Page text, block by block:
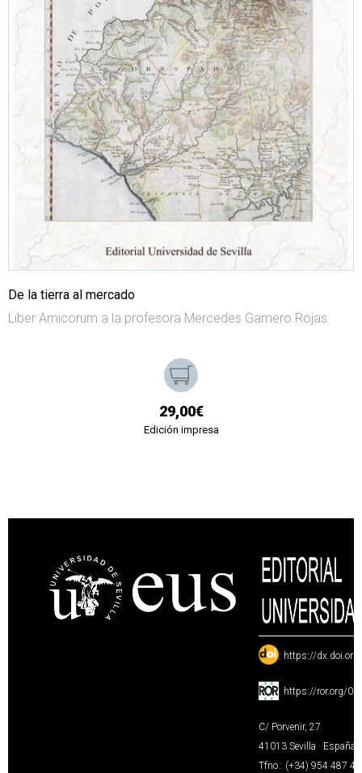
De la tierra al mercado
Liber Amicorum a la profesora Mercedes Gamero Rojas
29,00€
Edición impresa
: https://
: https://ror.org/
C/ Porvenir, 27
41013 Sevilla · España
Tfno.: (+34) 954 487